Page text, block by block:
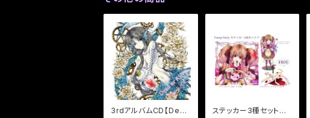
3rdアルバムCD【Dead
ステッカー3種セット／R